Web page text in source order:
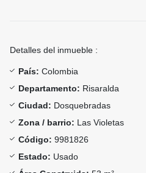
Detalles del inmueble :
País: Colombia
Departamento: Risaralda
Ciudad: Dosquebradas
Zona / barrio: Las Violetas
Código: 9981826
Estado: Usado